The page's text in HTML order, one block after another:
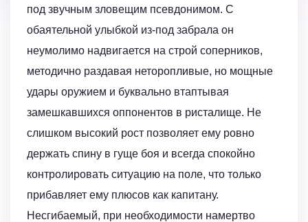
под звучным зловещим псевдонимом. С
обаятельной улыбкой из-под забрала он
неумолимо надвигается на строй соперников,
методично раздавая неторопливые, но мощные
удары оружием и буквально втаптывая
замешкавшихся оппонентов в ристалище. Не
слишком высокий рост позволяет ему ровно
держать спину в гуще боя и всегда спокойно
контролировать ситуацию на поле, что только
прибавляет ему плюсов как капитану.
Несгибаемый, при необходимости намертво